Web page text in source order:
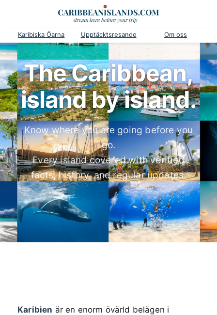
Karibiska Öarna Upptäcktsresande Om oss
The Caribbean,
island by island.
Know where you are going before you
go.
Every island covered with verified
facts, history, and regular updates.
Karibien är en enorm övärld belägen i